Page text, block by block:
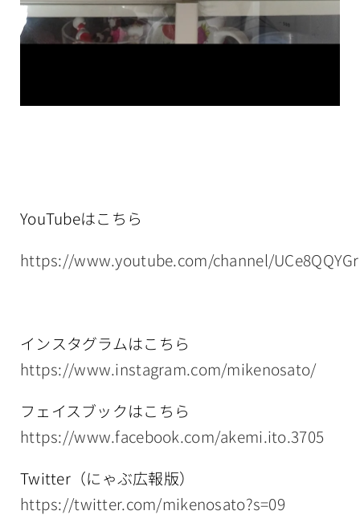
YouTubeはこちら
https://www.youtube.com/channel/
インスタグラムはこちら
https://www.instagram.com/mikenosato/
フェイスブックはこちら
https://www.facebook.com/akemi.ito.3705
Twitter（にゃぶ広報版）
https://twitter.com/mikenosato?s=09